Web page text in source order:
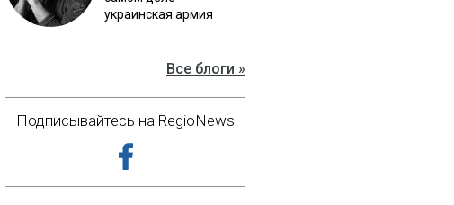
украинская армия
Все блоги »
Подписывайтесь на RegioNews